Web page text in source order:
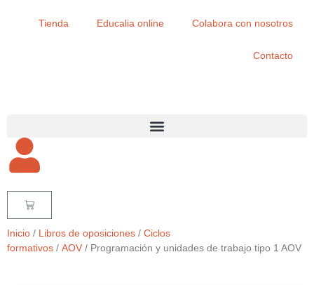
Tienda Educalia online Colabora con nosotros
Contacto
Inicio / Libros de oposiciones / Ciclos
formativos / AOV / Programación y unidades de trabajo tipo 1 AOV